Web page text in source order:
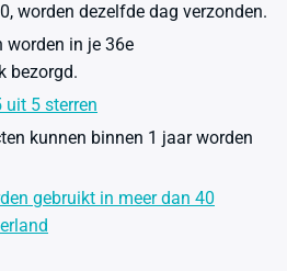
worden dezelfde dag verzonden.
worden in je 36e
bezorgd.
uit 5 sterren
kunnen binnen 1 jaar worden
gebruikt in meer dan 40